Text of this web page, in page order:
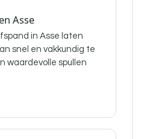
Asse
in Asse laten
snel en vakkundig te
waardevolle spullen